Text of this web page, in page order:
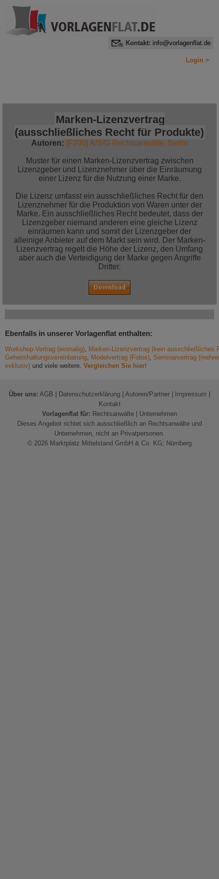
Kontakt: info@vorlagenflat.de
Login >
Marken-Lizenzvertrag
(ausschließliches Recht für Produkte)
Autoren: [F200] A/S/G Rechtsanwälte, Berlin
Muster für einen Marken-Lizenzvertrag zwischen
Lizenzgeber und Lizenznehmer über die Einräumung
einer Lizenz für die Nutzung einer Marke.
Die Lizenz umfasst ein ausschließliches Recht für den
Lizenznehmer für die Produktion von Waren unter der
Marke. Ein ausschließliches Recht bedeutet, dass der
Lizenzgeber niemand anderen eine gleiche Lizenz
einräumen kann und somit der Lizenzgeber der
alleinige Anbieter auf dem Markt sein wird. Der Marken-
Lizenzvertrag regelt die Höhe der Lizenz, den Umfang
aber auch die Verteidigung der Marke gegen Angriffe
Dritter.
Ebenfalls in unserer Vorlagenflat enthalten:
Workshop-Vertrag (einmalig), Marken-Lizenzvertrag (kein ausschließliches
Geheimhaltungsvereinbarung, Modelvertrag (Fotos), Seminarvertrag
exklusiv) und viele weitere. Vergleichen Sie hier!
Über uns: AGB Datenschutzerklärung Autoren/Partner Impressum
Kontakt
Vorlagenflat für: Rechtsanwälte
Unternehmen
Dieses Angebot richtet sich ausschließlich an Rechtsanwälte und
Unternehmen, nicht an Privatpersonen.
© 2026 Marktplatz Mittelstand GmbH & Co. KG; Nürnberg